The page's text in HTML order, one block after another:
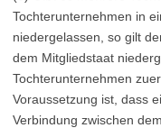
Tochterunternehmen in
niedergelassen, so gilt
dem Mitgliedstaat
Tochterunternehmen
Voraussetzung ist, dass
Verbindung zwischen